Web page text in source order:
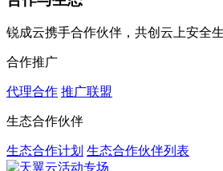
锐成云携手合作伙伴，共创云上安全
合作推广
代理合作 推广联盟
生态合作伙伴
生态合作计划 生态合作伙伴列表